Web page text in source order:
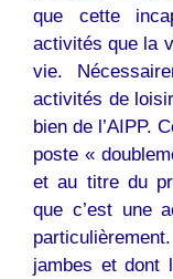
que cette
activités que la
vie.
activités de
bien de l’AIPP.
poste «
et au titre du
que c’est une
jambes et dont